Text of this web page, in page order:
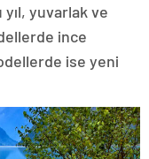
yuvarlak ve
ince
ise yeni